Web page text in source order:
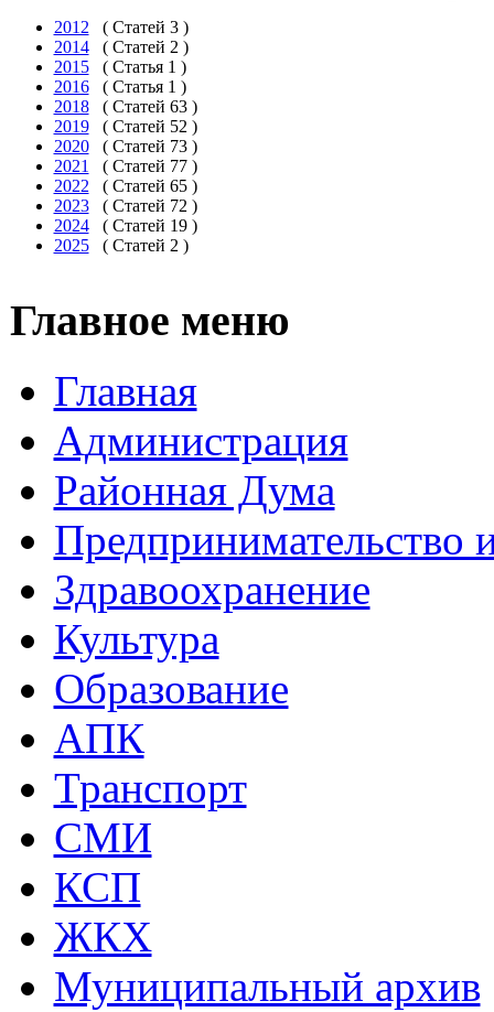
2012
( Статей 3 )
2014
( Статей 2 )
2015
( Статья 1 )
2016
( Статья 1 )
2018
( Статей 63 )
2019
( Статей 52 )
2020
( Статей 73 )
2021
( Статей 77 )
2022
( Статей 65 )
2023
( Статей 72 )
2024
( Статей 19 )
2025
( Статей 2 )
Главное меню
Главная
Администрация
Районная Дума
Предпринимательство
Здравоохранение
Культура
Образование
АПК
Транспорт
СМИ
КСП
ЖКХ
Муниципальный архив